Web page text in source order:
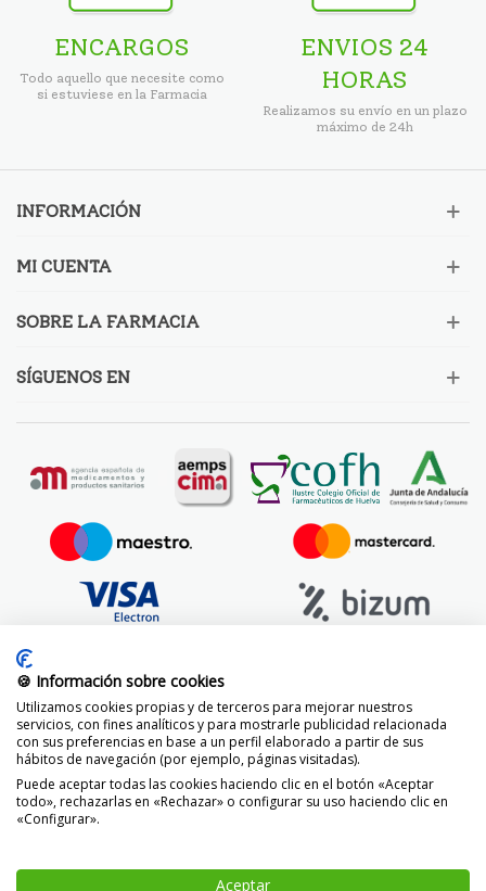
ENCARGOS
Todo aquello que necesite como
si estuviese en la Farmacia
ENVIOS 24
HORAS
Realizamos su envío en un plazo
máximo de 24h
INFORMACIÓN
MI CUENTA
SOBRE LA FARMACIA
SÍGUENOS EN
© 2014 -2026 FarmaciaVizcaíno.com
🍪 Información sobre cookies
Utilizamos cookies propias y de terceros para mejorar nuestros
servicios, con fines analíticos y para mostrarle publicidad relacionada
con sus preferencias en base a un perfil elaborado a partir de sus
hábitos de navegación (por ejemplo, páginas visitadas).
Puede aceptar todas las cookies haciendo clic en el botón «Aceptar
todo», rechazarlas en «Rechazar» o configurar su uso haciendo clic en
«Configurar».
Aceptar